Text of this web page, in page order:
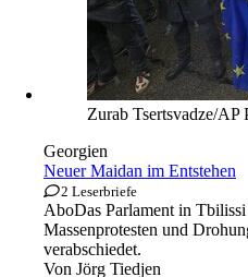
Zurab Tsertsvadze/AP
Georgien
Neuer Maidan im Entstehen
2 Leserbriefe
AboDas Parlament in Tbilissi
Massenprotesten und
verabschiedet.
Von Jörg Tiedjen